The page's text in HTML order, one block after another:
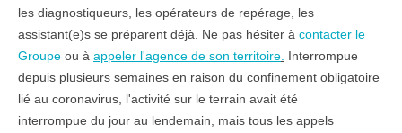
les diagnostiqueurs, les opérateurs de repérage, les
assistant(e)s se préparent déjà. Ne pas hésiter à contacter le
Groupe ou à appeler l'agence de son territoire Interrompue
depuis plusieurs semaines en raison du confinement obligatoire
lié au coronavirus , l'activité sur le terrain avait été
interrompue du jour au lendemain, mais tous les appels